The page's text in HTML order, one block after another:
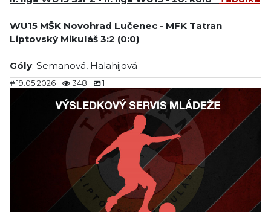
WU15 MŠK Novohrad Lučenec - MFK Tatran
Liptovský Mikuláš 3:2 (0:0)
Góly: Semanová, Halahijová
19.05.2026 348 1